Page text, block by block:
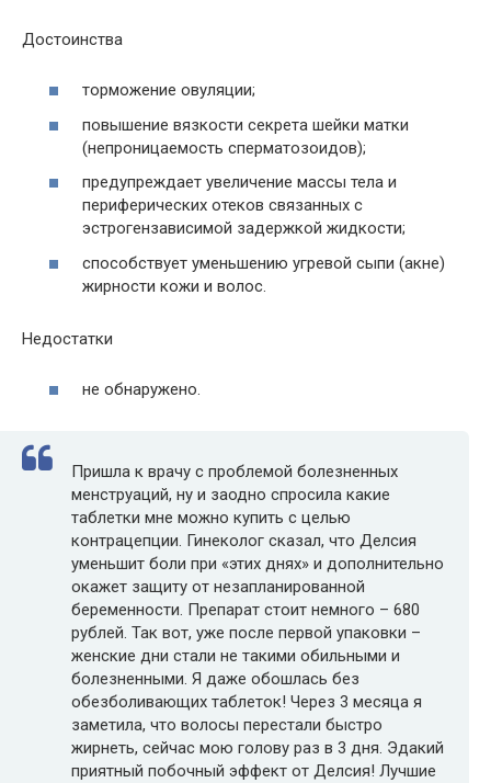
Достоинства
торможение овуляции;
повышение вязкости секрета шейки матки
(непроницаемость сперматозоидов);
предупреждает увеличение массы тела и
периферических отеков связанных с
эстрогензависимой задержкой жидкости;
способствует уменьшению угревой сыпи (акне)
жирности кожи и волос.
Недостатки
не обнаружено.
Пришла к врачу с проблемой болезненных
менструаций, ну и заодно спросила какие
таблетки мне можно купить с целью
контрацепции. Гинеколог сказал, что Делсия
уменьшит боли при «этих днях» и дополнительно
окажет защиту от незапланированной
беременности. Препарат стоит немного – 680
рублей. Так вот, уже после первой упаковки –
женские дни стали не такими обильными и
болезненными. Я даже обошлась без
обезболивающих таблеток! Через 3 месяца я
заметила, что волосы перестали быстро
жирнеть, сейчас мою голову раз в 3 дня. Эдакий
приятный побочный эффект от Делсия! Лучшие